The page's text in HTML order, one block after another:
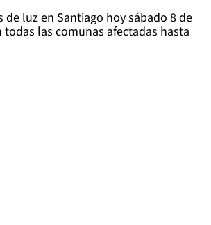
de luz en Santiago hoy sábado 8 de
todas las comunas afectadas hasta